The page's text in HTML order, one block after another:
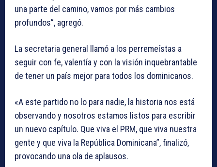
una parte del camino, vamos por más cambios
profundos”, agregó.
La secretaria general llamó a los perremeístas a
seguir con fe, valentía y con la visión inquebrantable
de tener un país mejor para todos los dominicanos.
«A este partido no lo para nadie, la historia nos está
observando y nosotros estamos listos para escribir
un nuevo capítulo. Que viva el PRM, que viva nuestra
gente y que viva la República Dominicana”, finalizó,
provocando una ola de aplausos.